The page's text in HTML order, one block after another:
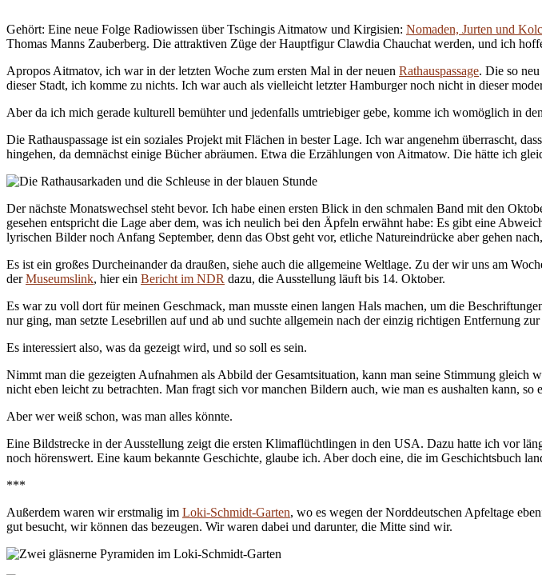
Gehört: Eine neue Folge Radiowissen über Tschingis Aitmatow und Kirgisien: Nomaden, Jurten und
Thomas Manns Zauberberg. Die attraktiven Züge der Hauptfigur Clawdia Chauchat werden, und ich
Apropos Aitmatov, ich war in der letzten Woche zum ersten Mal in der neuen Rathauspassage. Die so
dieser Stadt, ich komme zu nichts. Ich war auch als vielleicht letzter Hamburger noch nicht in dieser
Aber da ich mich gerade kulturell bemühter und jedenfalls umtriebiger gebe, komme ich womöglich in
Die Rathauspassage ist ein soziales Projekt mit Flächen in bester Lage. Ich war angenehm überrascht,
hingehen, da demnächst einige Bücher abräumen. Etwa die Erzählungen von Aitmatow. Die hätte ich
Der nächste Monatswechsel steht bevor. Ich habe einen ersten Blick in den schmalen Band mit den
gesehen entspricht die Lage aber dem, was ich neulich bei den Äpfeln erwähnt habe: Es gibt eine
lyrischen Bilder noch Anfang September, denn das Obst geht vor, etliche Natureindrücke aber gehen
Es ist ein großes Durcheinander da draußen, siehe auch die allgemeine Weltlage. Zu der wir uns am
derMuseumslink, hier ein Bericht im NDR dazu, die Ausstellung läuft bis 14. Oktober.
Es war zu voll dort für meinen Geschmack, man musste einen langen Hals machen, um die
nur ging, man setzte Lesebrillen auf und ab und suchte allgemein nach der einzig richtigen Entfernung
Es interessiert also, was da gezeigt wird, und so soll es sein.
Nimmt man die gezeigten Aufnahmen als Abbild der Gesamtsituation, kann man seine Stimmung gleich
nicht eben leicht zu betrachten. Man fragt sich vor manchen Bildern auch, wie man es aushalten kann,
Aber wer weiß schon, was man alles könnte.
Eine Bildstrecke in der Ausstellung zeigt die ersten Klimaflüchtlingen in den USA. Dazu hatte ich vor
noch hörenswert. Eine kaum bekannte Geschichte, glaube ich. Aber doch eine, die im Geschichtsbuch
***
Außerdem waren wir erstmalig im Loki-Schmidt-Garten, wo es wegen der Norddeutschen Apfeltage
gut besucht, wir können das bezeugen. Wir waren dabei und darunter, die Mitte sind wir.